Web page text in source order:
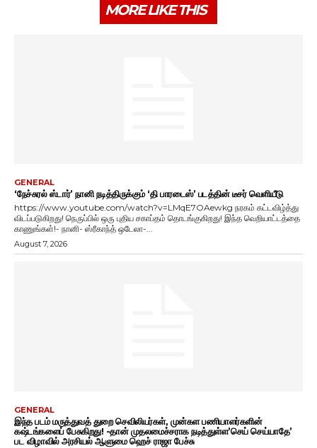
MORE LIKE THIS
GENERAL
‘நேச்சுரல் ஸ்டார்’ நானி நடித்திருக்கும் ‘தி பாரடைஸ்’ படத்தின் டீசர் வெளியீடு
https://www.youtube.com/watch?v=LMqE7OAewkg நரகம் கட்டவிழ்த்து
விடப்படுகிறது! நெருப்பில் ஒரு புதிய சகாப்தம் தொடங்குகிறது! இந்த வெறியாட்டத்தை
காணுங்கள்!- நானி- ஸ்ரீகாந்த் ஒடேலா-...
August 7, 2026
GENERAL
இந்த படம் மருத்துவத் துறை செவிலியர்கள், முன்கள பணியாளர்களின்
கஷ்டங்களைப் பேசுகிறது! -தான் முதலமைச்சராக நடித்துள்ள’செய் செய்யாதே’
பட விழாவில் அரசியல் ஆளுமை ஹெச் ராஜா பேச்சு